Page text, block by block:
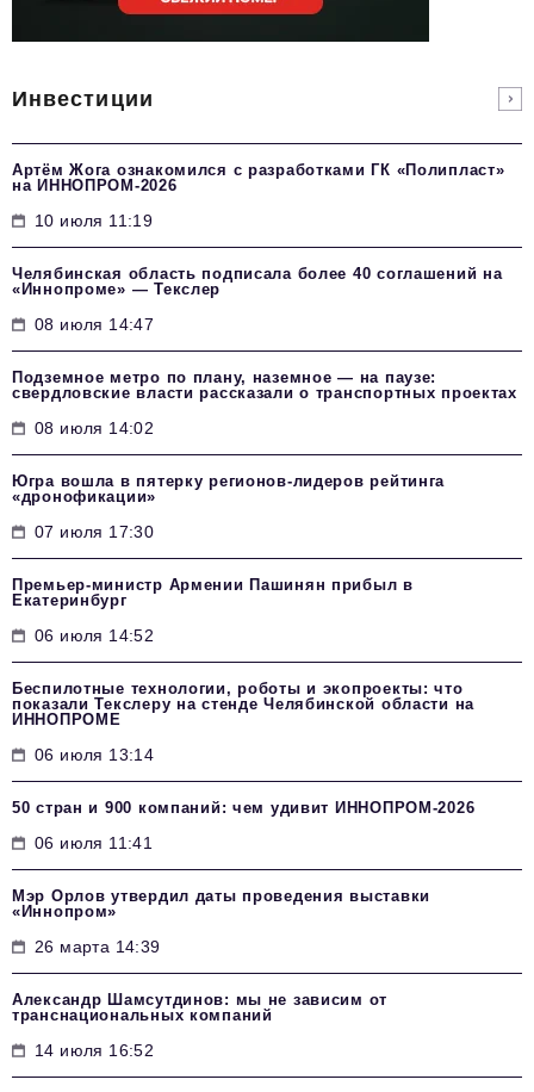
Инвестиции
Артём Жога ознакомился с разработками ГК «Полипласт»
на ИННОПРОМ-2026
10 июля 11:19
Челябинская область подписала более 40 соглашений на
«Иннопроме» — Текслер
08 июля 14:47
Подземное метро по плану, наземное — на паузе:
свердловские власти рассказали о транспортных проектах
08 июля 14:02
Югра вошла в пятерку регионов-лидеров рейтинга
«дронофикации»
07 июля 17:30
Премьер-министр Армении Пашинян прибыл в
Екатеринбург
06 июля 14:52
Беспилотные технологии, роботы и экопроекты: что
показали Текслеру на стенде Челябинской области на
ИННОПРОМЕ
06 июля 13:14
50 стран и 900 компаний: чем удивит ИННОПРОМ‑2026
06 июля 11:41
Мэр Орлов утвердил даты проведения выставки
«Иннопром»
26 марта 14:39
Александр Шамсутдинов: мы не зависим от
транснациональных компаний
14 июля 16:52